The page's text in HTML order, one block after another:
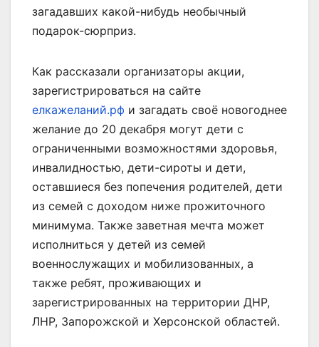
загадавших какой-нибудь необычный
подарок-сюрприз.
Как рассказали организаторы акции,
зарегистрироваться на сайте
елкажеланий.рф и загадать своё новогоднее
желание до 20 декабря могут дети с
ограниченными возможностями здоровья,
инвалидностью, дети-сироты и дети,
оставшиеся без попечения родителей, дети
из семей с доходом ниже прожиточного
минимума. Также заветная мечта может
исполниться у детей из семей
военнослужащих и мобилизованных, а
также ребят, проживающих и
зарегистрированных на территории ДНР,
ЛНР, Запорожской и Херсонской областей.